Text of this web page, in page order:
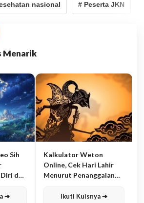
nasional # Peserta JKN
Menarik
Sih
dan
➔
Kalkulator Weton
Online, Cek Hari Lahir
Menurut Penanggalan
Ikuti Kuisnya ➔